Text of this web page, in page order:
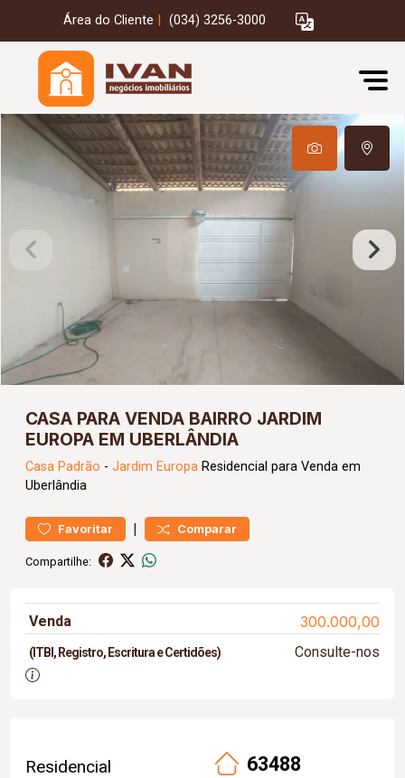
Área do Cliente (034) 3256-3000
CASA PARA VENDA BAIRRO JARDIM
EUROPA EM UBERLÂNDIA
Casa Padrão - Jardim Europa Residencial para Venda em
Uberlândia
Favoritar | Comparar
Compartilhe:
Venda 300.000,00
(ITBI, Registro, Escritura e Certidões) Consulte-nos
Residencial 63488